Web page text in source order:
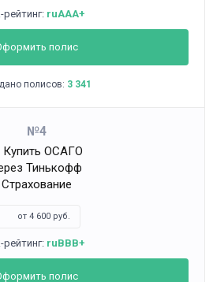
рейтинг: ruAAA+
полис
полисов: 3 341
4
от 4 600 руб.
рейтинг: ruBBB+
полис